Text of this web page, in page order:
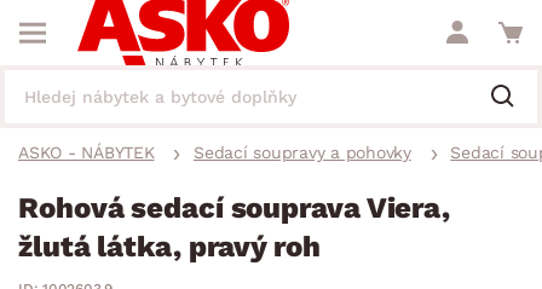
ASKO - NÁBYTEK Sedací soupravy a pohovky Sedací
Rohová sedací souprava Viera,
žlutá látka, pravý roh